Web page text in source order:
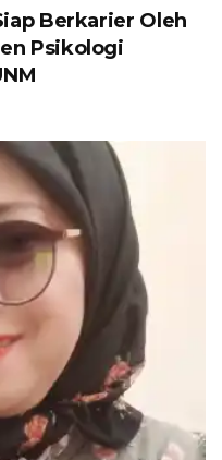
Berkarier Oleh
Psikologi